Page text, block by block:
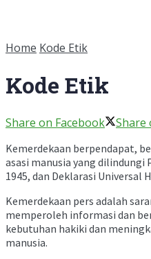
Home Kode Etik
Kode Etik
Share on Facebook Share
Kemerdekaan berpendapat,
asasi manusia yang dilindungi
1945, dan Deklarasi Universal
Kemerdekaan pers adalah
memperoleh informasi dan
kebutuhan hakiki dan
manusia.